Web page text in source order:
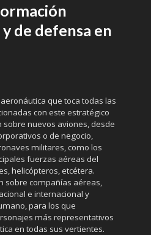
de defensa en
que toca todas las
con este estratégico
sobre nuevos aviones, desde
o de negocio,
militares, como los
fuerzas aéreas del
helicópteros, etcétera.
sobre compañías aéreas,
e internacional y
para los que
más representativos
en todas sus vertientes.